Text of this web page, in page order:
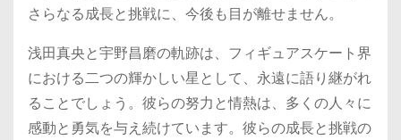
さらなる成長と挑戦に、今後も目が離せません。
浅田真央と宇野昌磨の軌跡は、フィギュアスケート界
における二つの輝かしい星として、永遠に語り継がれ
ることでしょう。彼らの努力と情熱は、多くの人々に
感動と勇気を与え続けています。彼らの成長と挑戦の